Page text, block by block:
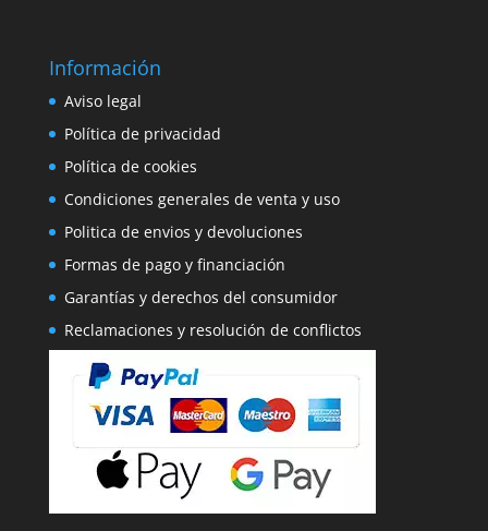
Información
Aviso legal
Política de privacidad
Política de cookies
Condiciones generales de venta y uso
Politica de envios y devoluciones
Formas de pago y financiación
Garantías y derechos del consumidor
Reclamaciones y resolución de conflictos